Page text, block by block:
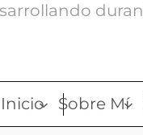
Inicio Sobre Mí